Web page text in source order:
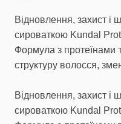
Відновлення, захист і
сироваткою Kundal
Формула з протеїнами
структуру волосся,
Відновлення, захист і
сироваткою Kundal